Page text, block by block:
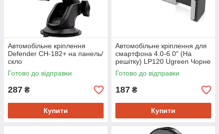
Автомобільне кріплення
Defender CH-182+ на панель/
скло
Готово до відправки
287 ₴
Купити
Автомобільне кріплення для
смартфона 4.0-6.0" (На
решітку) LP120 Ugreen Чорне
Готово до відправки
187 ₴
Купити